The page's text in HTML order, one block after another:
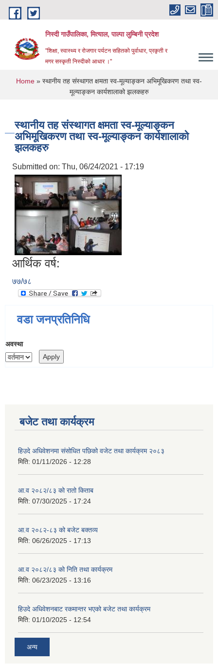
Skip to main content
निस्दी गाउँपालिका, मित्याल, पाल्पा लुम्बिनी प्रदेश
"शिक्षा, स्वास्थ्य र रोजगार पर्यटन सहितको पुर्वाधार, प्रकृती र
मगर सस्कृती निस्दीको आधार ।"
You are here
Home » स्थानीय तह संस्थागत क्षमता स्व-मूल्याङ्कन अभिमूखिकरण तथा स्व-
मूल्याङ्कन कार्यशालाको झलकहरु
स्थानीय तह संस्थागत क्षमता स्व-मूल्याङ्कन
अभिमूखिकरण तथा स्व-मूल्याङ्कन कार्यशालाको
झलकहरु
Submitted on: Thu, 06/24/2021 - 17:19
आर्थिक वर्ष:
७७/७८
वडा जनप्रतिनिधि
अवस्था
बजेट तथा कार्यक्रम
हिउदे अधिवेशनमा संसोधित पछिको वजेट तथा कार्यक्रम २०८३
मिति: 01/11/2026 - 12:28
आ.व २०८२/८३ को रातो किताब
मिति: 07/30/2025 - 17:24
आ.व २०८२-८३ को बजेट बक्तव्य
मिति: 06/26/2025 - 17:13
आ.व २०८२/८३ को निति तथा कार्यक्रम
मिति: 06/23/2025 - 13:16
हिउदे अधिवेशनबाट रकमान्तर भएको बजेट तथा कार्यक्रम
मिति: 01/10/2025 - 12:54
अन्य